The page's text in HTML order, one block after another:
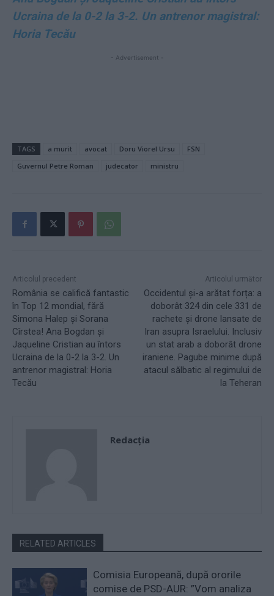
Ucraina de la 0-2 la 3-2. Un antrenor magistral:
Horia Tecău
- Advertisement -
TAGS a murit avocat Doru Viorel Ursu
FSN
Guvernul Petre Roman
judecator ministru
Articolul precedent
România se califică fantastic
în Top 12 mondial, fără
Simona Halep și Sorana
Cîrstea! Ana Bogdan și
Jaqueline Cristian au întors
Ucraina de la 0-2 la 3-2. Un
antrenor magistral: Horia
Tecău
Articolul următor
Occidentul și-a arătat forța: a
doborât 324 din cele 331 de
rachete și drone lansate de
Iran asupra Israelului. Inclusiv
un stat arab a doborât drone
iraniene. Pagube minime după
atacul sălbatic al regimului de
la Teheran
Redacţia
RELATED ARTICLES
Comisia Europeană, după ororile
comise de PSD-AUR: ”Vom analiza